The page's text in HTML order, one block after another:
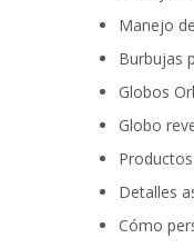
Manejo
Burbujas
Globos
Globo
Detalles
Cómo